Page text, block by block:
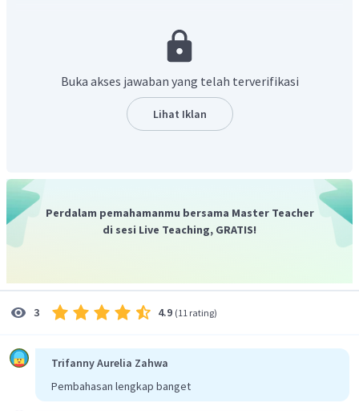
rangkap, sedangkan polimerisasi kondensasi
monomer memiliki gugus fungsional.
menghasilkan produk sampingan seperti air dan
metanol.
Buka akses jawaban yang telah terverifikasi
Lihat Iklan
Perdalam pemahamanmu bersama Master Teacher
di sesi Live Teaching, GRATIS!
3 4.9 (11 rating)
Trifanny Aurelia Zahwa
Pembahasan lengkap banget